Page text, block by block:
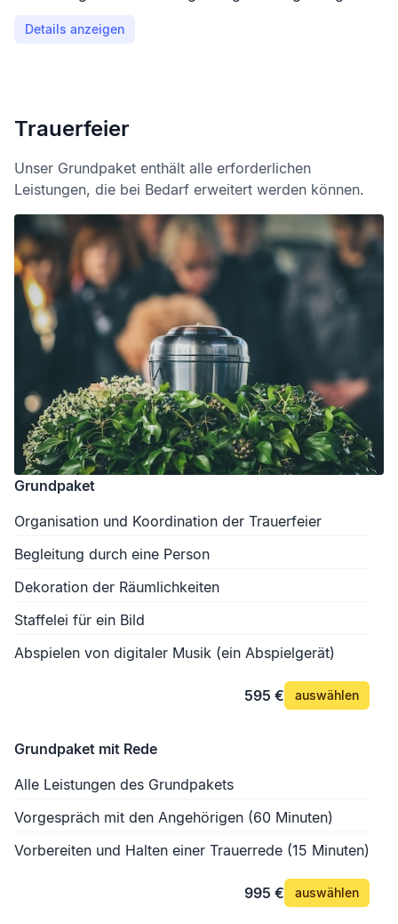
Details anzeigen
Trauerfeier
Unser Grundpaket enthält alle erforderlichen
Leistungen, die bei Bedarf erweitert werden können.
Grundpaket
Organisation und Koordination der Trauerfeier
Begleitung durch eine Person
Dekoration der Räumlichkeiten
Staffelei für ein Bild
Abspielen von digitaler Musik (ein Abspielgerät)
595 € auswählen
Grundpaket mit Rede
Alle Leistungen des Grundpakets
Vorgespräch mit den Angehörigen (60 Minuten)
Vorbereiten und Halten einer Trauerrede (15 Minuten)
995 € auswählen